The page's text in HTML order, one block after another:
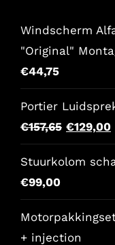
Windscherm
"Original"
€44,75
Portier
€157,65
prijs
was:
€129,00
Stuurkolom
€99,00
+ injection